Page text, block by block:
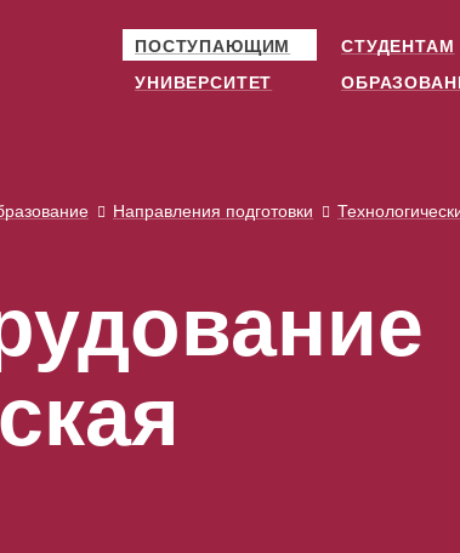
ПОСТУПАЮЩИМ
СТУДЕНТАМ
УНИВЕРСИТЕТ
Направления подготовки